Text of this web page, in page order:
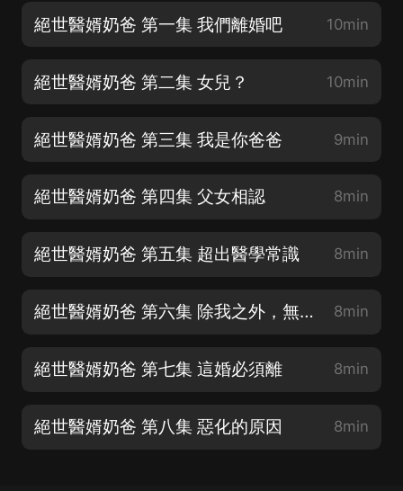
絕世醫婿奶爸 第一集 我們離婚吧 10min
絕世醫婿奶爸 第二集 女兒？ 10min
絕世醫婿奶爸 第三集 我是你爸爸 9min
絕世醫婿奶爸 第四集 父女相認 8min
絕世醫婿奶爸 第五集 超出醫學常識 8min
絕世醫婿奶爸 第六集 除我之外，無人能醫 8min
絕世醫婿奶爸 第七集 這婚必須離 8min
絕世醫婿奶爸 第八集 惡化的原因 8min